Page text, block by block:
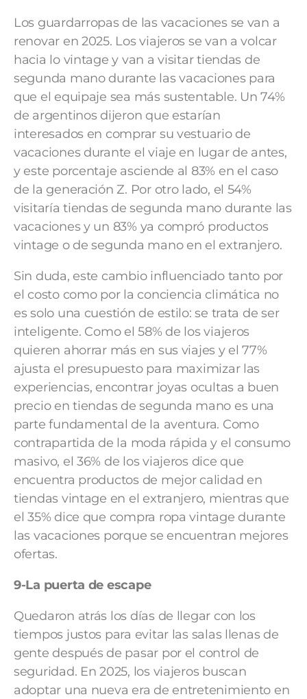
Los guardarropas de las vacaciones se van a
renovar en 2025. Los viajeros se van a volcar
hacia lo vintage y van a visitar tiendas de
segunda mano durante las vacaciones para
que el equipaje sea más sustentable. Un 74%
de argentinos dijeron que estarían
interesados en comprar su vestuario de
vacaciones durante el viaje en lugar de antes,
y este porcentaje asciende al 83% en el caso
de la generación Z. Por otro lado, el 54%
visitaría tiendas de segunda mano durante las
vacaciones y un 83% ya compró productos
vintage o de segunda mano en el extranjero.
Sin duda, este cambio influenciado tanto por
el costo como por la conciencia climática no
es solo una cuestión de estilo: se trata de ser
inteligente. Como el 58% de los viajeros
quieren ahorrar más en sus viajes y el 77%
ajusta el presupuesto para maximizar las
experiencias, encontrar joyas ocultas a buen
precio en tiendas de segunda mano es una
parte fundamental de la aventura. Como
contrapartida de la moda rápida y el consumo
masivo, el 36% de los viajeros dice que
encuentra productos de mejor calidad en
tiendas vintage en el extranjero, mientras que
el 35% dice que compra ropa vintage durante
las vacaciones porque se encuentran mejores
ofertas.
9-La puerta de escape
Quedaron atrás los días de llegar con los
tiempos justos para evitar las salas llenas de
gente después de pasar por el control de
seguridad. En 2025, los viajeros buscan
adoptar una nueva era de entretenimiento en